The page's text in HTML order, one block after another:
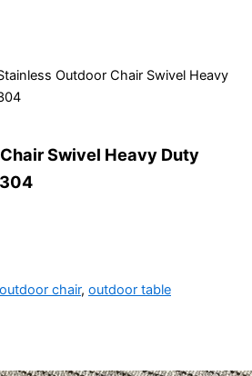
Outdoor Chair Swivel Heavy
Swivel Heavy Duty
outdoor chair, outdoor table